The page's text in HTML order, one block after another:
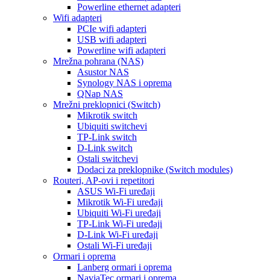
Powerline ethernet adapteri
Wifi adapteri
PCIe wifi adapteri
USB wifi adapteri
Powerline wifi adapteri
Mrežna pohrana (NAS)
Asustor NAS
Synology NAS i oprema
QNap NAS
Mrežni preklopnici (Switch)
Mikrotik switch
Ubiquiti switchevi
TP-Link switch
D-Link switch
Ostali switchevi
Dodaci za preklopnike (Switch modules)
Routeri, AP-ovi i repetitori
ASUS Wi-Fi uređaji
Mikrotik Wi-Fi uređaji
Ubiquiti Wi-Fi uređaji
TP-Link Wi-Fi uređaji
D-Link Wi-Fi uređaji
Ostali Wi-Fi uređaji
Ormari i oprema
Lanberg ormari i oprema
NaviaTec ormari i oprema